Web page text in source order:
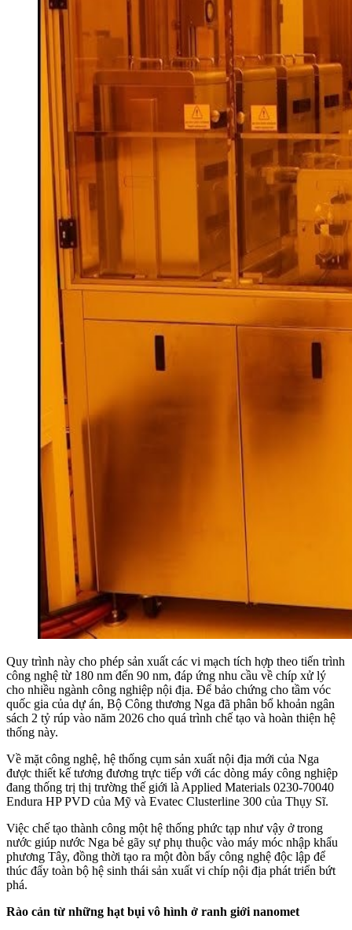
Quy trình này cho phép sản xuất các vi mạch tích hợp theo tiến trình
công nghệ từ 180 nm đến 90 nm, đáp ứng nhu cầu về chíp xử lý
cho nhiều ngành công nghiệp nội địa. Để bảo chứng cho tầm vóc
quốc gia của dự án, Bộ Công thương Nga đã phân bổ khoản ngân
sách 2 tỷ rúp vào năm 2026 cho quá trình chế tạo và hoàn thiện hệ
thống này.
Về mặt công nghệ, hệ thống cụm sản xuất nội địa mới của Nga
được thiết kế tương đương trực tiếp với các dòng máy công nghiệp
đang thống trị thị trường thế giới là Applied Materials 0230-70040
Endura HP PVD của Mỹ và Evatec Clusterline 300 của Thụy Sĩ.
Việc chế tạo thành công một hệ thống phức tạp như vậy ở trong
nước giúp nước Nga bẻ gãy sự phụ thuộc vào máy móc nhập khẩu
phương Tây, đồng thời tạo ra một đòn bẩy công nghệ độc lập để
thúc đẩy toàn bộ hệ sinh thái sản xuất vi chíp nội địa phát triển bứt
phá.
Rào cản từ những hạt bụi vô hình ở ranh giới nanomet